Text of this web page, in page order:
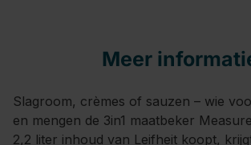
Meer
Slagroom, crèmes of sauzen – wie
en mengen de 3in1 maatbeker
2,2 liter inhoud van Leifheit koopt,